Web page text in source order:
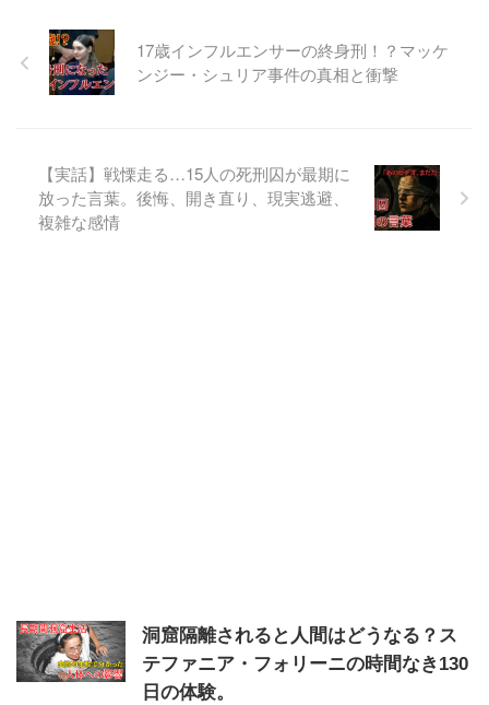
17歳インフルエンサーの終身刑！？マッケ
ンジー・シュリア事件の真相と衝撃
【実話】戦慄走る…15人の死刑囚が最期に
放った言葉。後悔、開き直り、現実逃避、
複雑な感情
洞窟隔離されると人間はどうなる？ス
テファニア・フォリーニの時間なき130
日の体験。